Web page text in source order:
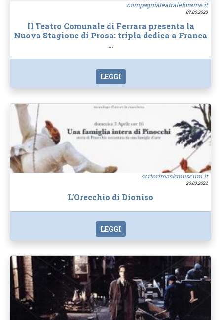
compagniateatraleforame.it
07.06.2023
Il Teatro Comunale di Ferrara presenta la
Nuova Stagione di Prosa: tripla dedica a Franca
…
LEGGI
sartorimaskmuseum.it
20.03.2022
L’Orecchio di Dioniso
LEGGI